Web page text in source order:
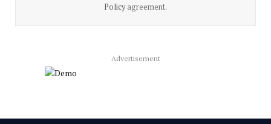
Policyagreement.
Advertisement